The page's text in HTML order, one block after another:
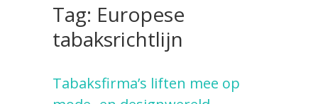
Tag: Europese
tabaksrichtlijn
Tabaksfirma’s liften mee op